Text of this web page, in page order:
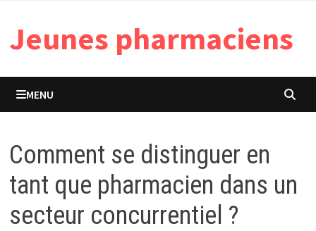
contenu
Jeunes pharmaciens
MENU
Comment se distinguer en
tant que pharmacien dans un
secteur concurrentiel ?